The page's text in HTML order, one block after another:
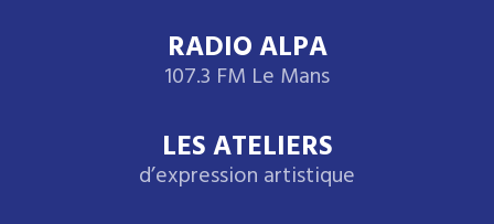
RADIO ALPA
107.3 FM Le Mans
LES ATELIERS
d’expression artistique